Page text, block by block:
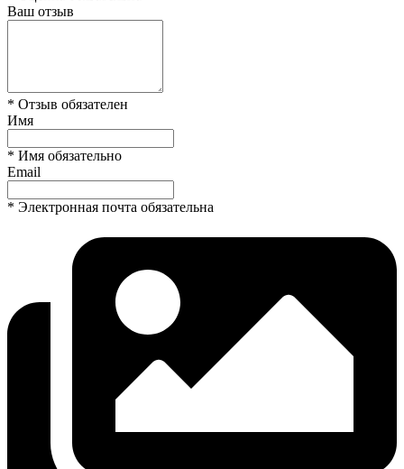
Ваш отзыв
* Отзыв обязателен
Имя
* Имя обязательно
Email
* Электронная почта обязательна